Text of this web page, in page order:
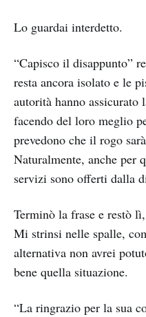
Lo guardai interdetto.
“Capisco il disappunto”
resta ancora isolato e le
autorità hanno assicurato
facendo del loro meglio
prevedono che il rogo
Naturalmente, anche per
servizi sono offerti dalla
Terminò la frase e restò
Mi strinsi nelle spalle,
alternativa non avrei
bene quella situazione.
“La ringrazio per la sua